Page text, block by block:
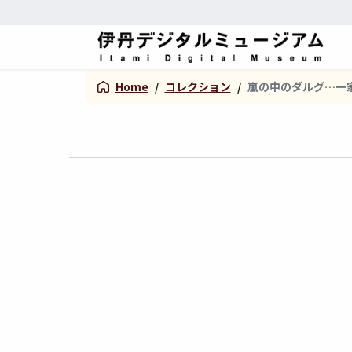
Home / コレクション / 嵐の中のダルグ…一